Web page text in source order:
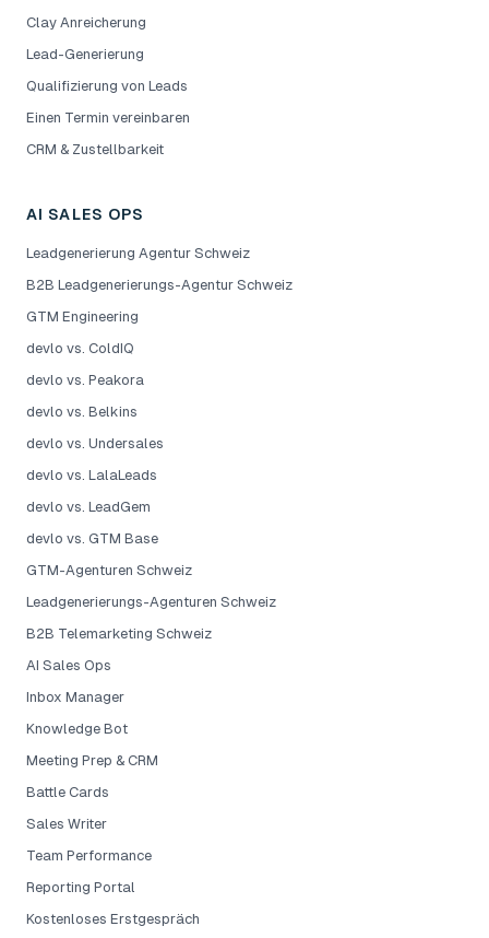
Clay Anreicherung
Lead-Generierung
Qualifizierung von Leads
Einen Termin vereinbaren
CRM & Zustellbarkeit
AI SALES OPS
Leadgenerierung Agentur Schweiz
B2B Leadgenerierungs-Agentur Schweiz
GTM Engineering
devlo vs. ColdIQ
devlo vs. Peakora
devlo vs. Belkins
devlo vs. Undersales
devlo vs. LalaLeads
devlo vs. LeadGem
devlo vs. GTM Base
GTM-Agenturen Schweiz
Leadgenerierungs-Agenturen Schweiz
B2B Telemarketing Schweiz
AI Sales Ops
Inbox Manager
Knowledge Bot
Meeting Prep & CRM
Battle Cards
Sales Writer
Team Performance
Reporting Portal
Kostenloses Erstgespräch